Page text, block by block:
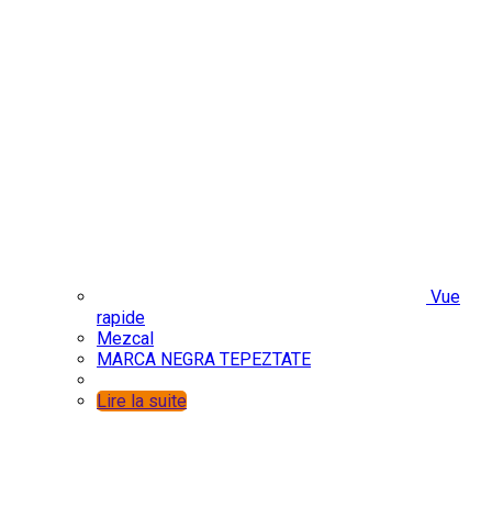
Vue
rapide
Mezcal
MARCA NEGRA TEPEZTATE
Lire la suite